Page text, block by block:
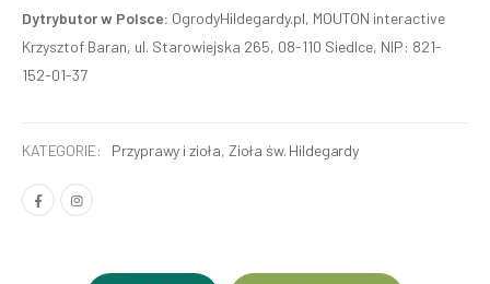
Dytrybutor w Polsce: OgrodyHildegardy.pl, MOUTON interactive
Krzysztof Baran, ul. Starowiejska 265, 08-110 Siedlce, NIP: 821-
152-01-37
KATEGORIE: Przyprawy i zioła, Zioła św. Hildegardy